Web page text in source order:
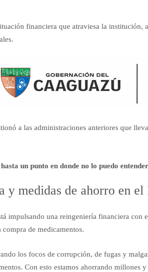
financiera que atraviesa la institución,
a las administraciones anteriores que
un punto en donde no lo puedo entender
y medidas de ahorro en el
impulsando una reingeniería financiera con
de medicamentos.
los focos de corrupción, de fugas y
Con esto estamos ahorrando millones